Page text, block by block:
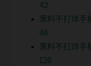
42
黑料不打烊手
48
黑料不打烊手
口6